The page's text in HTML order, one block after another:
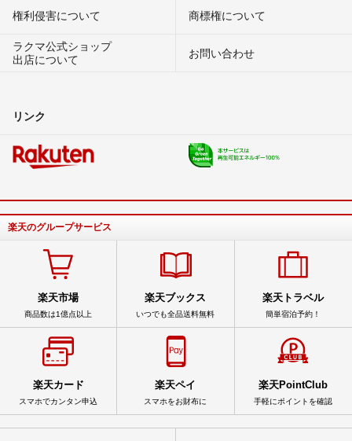
権利侵害について
商標権について
ラクマ公式ショップ
出店について
お問い合わせ
リンク
楽天のグループサービス
楽天市場
商品数は1億点以上
楽天ブックス
いつでも全品送料無料
楽天トラベル
簡単宿泊予約！
楽天カード
スマホでカンタン申込
楽天ペイ
スマホをお財布に
楽天PointClub
手軽にポイントを確認